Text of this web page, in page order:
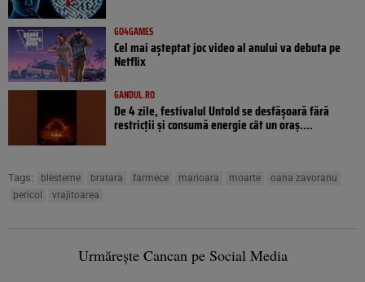
GO4GAMES
Cel mai așteptat joc video al anului va debuta pe
Netflix
GANDUL.RO
De 4 zile, festivalul Untold se desfășoară fără
restricții și consumă energie cât un oraș....
Tags: blesteme bratara farmece marioara moarte
oana zavoranu
pericol
vrajitoarea
Urmărește Cancan pe Social Media